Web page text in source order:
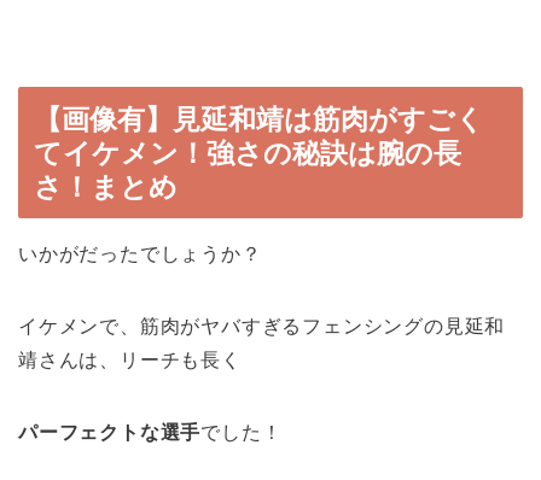
【画像有】見延和靖は筋肉がすごく
てイケメン！強さの秘訣は腕の長
さ！まとめ
いかがだったでしょうか？
イケメンで、筋肉がヤバすぎるフェンシングの見延和
靖さんは、リーチも長く
パーフェクトな選手でした！